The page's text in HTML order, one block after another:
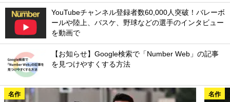
YouTubeチャンネル登録者数60,000人突破！バレーボ
ールや陸上、バスケ、野球などの選手のインタビュー
を動画で
【お知らせ】Google検索で「Number Web」の記事
を見つけやすくする方法
名作 名作